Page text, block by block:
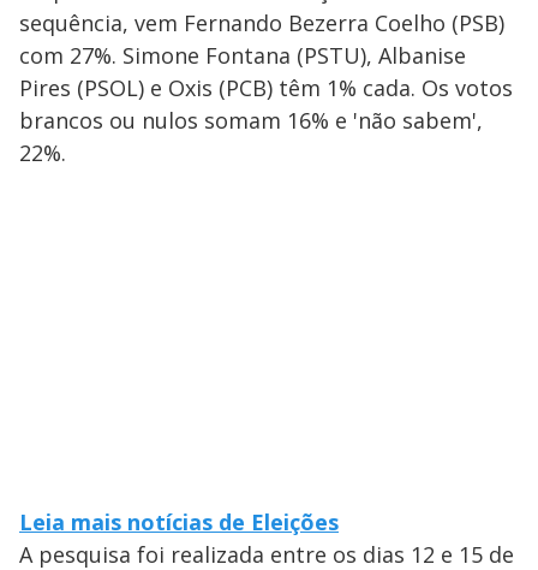
sequência, vem Fernando Bezerra Coelho (PSB)
com 27%. Simone Fontana (PSTU), Albanise
Pires (PSOL) e Oxis (PCB) têm 1% cada. Os votos
brancos ou nulos somam 16% e 'não sabem',
22%.
Leia mais notícias de Eleições
A pesquisa foi realizada entre os dias 12 e 15 de